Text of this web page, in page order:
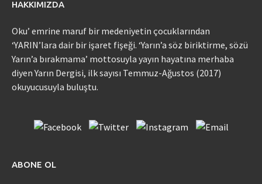
HAKKIMIZDA
Oku’ emrine maruf bir medeniyetin çocuklarından
‘YARIN’lara dair bir işaret fişeği. ‘Yarın’a söz biriktirme, sözü
Yarın’a bırakmama’ mottosuyla yayın hayatına merhaba
diyen Yarın Dergisi, ilk sayısı Temmuz-Ağustos (2017)
okuyucusuyla buluştu.
ABONE OL